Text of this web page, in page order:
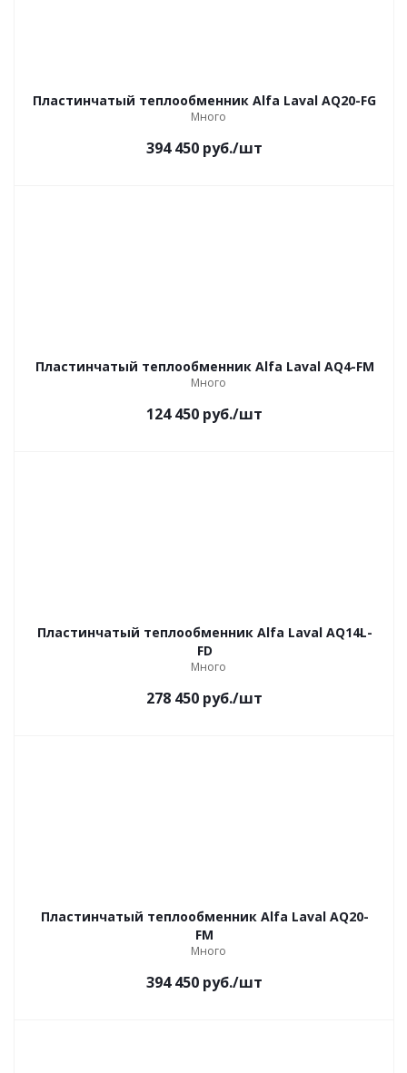
Пластинчатый теплообменник Alfa Laval AQ20-FG
Много
394 450 руб./шт
Пластинчатый теплообменник Alfa Laval AQ4-FM
Много
124 450 руб./шт
Пластинчатый теплообменник Alfa Laval AQ14L-
FD
Много
278 450 руб./шт
Пластинчатый теплообменник Alfa Laval AQ20-
FM
Много
394 450 руб./шт